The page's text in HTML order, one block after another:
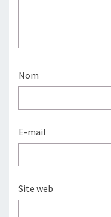
Nom
E-mail
Site web